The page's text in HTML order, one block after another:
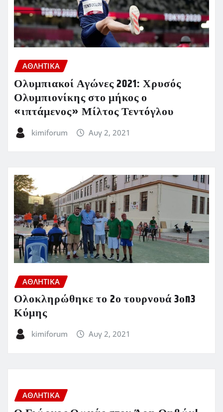
ΑΘΛΗΤΙΚΑ
Ολυμπιακοί Αγώνες 2021: Χρυσός
Ολυμπιονίκης στο μήκος ο
«ιπτάμενος» Μίλτος Τεντόγλου
kimiforum Αυγ 2, 2021
ΑΘΛΗΤΙΚΑ
Ολοκληρώθηκε το 2ο τουρνουά 3οn3
Κύμης
kimiforum Αυγ 2, 2021
ΑΘΛΗΤΙΚΑ